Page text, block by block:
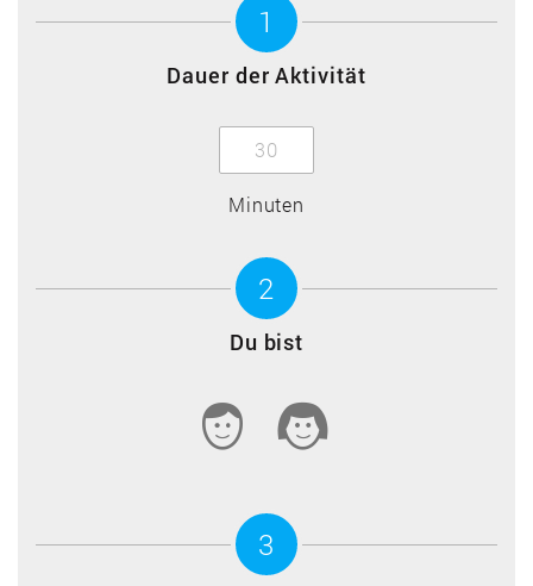
1
Dauer der Aktivität
Minuten
2
Du bist
3